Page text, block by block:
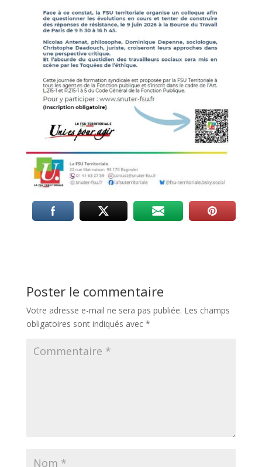
Poster le commentaire
Votre adresse e-mail ne sera pas publiée. Les champs
obligatoires sont indiqués avec *